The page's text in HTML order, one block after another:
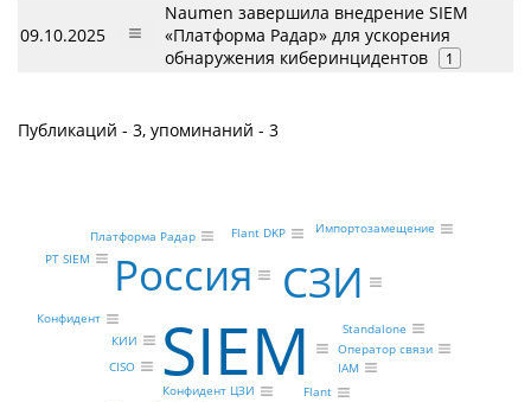
09.10.2025
Naumen завершила внедрение SIEM
«Платформа Радар» для ускорения
обнаружения киберинцидентов
1
Публикаций - 3, упоминаний - 3
SIEM
СЗИ
Россия
Конфидент ЦЗИ
Flant
IAM
Standalone
Оператор связи
Импортозамещение
Flant DKP
Платформа Радар
PT SIEM
Конфидент
КИИ
CISO